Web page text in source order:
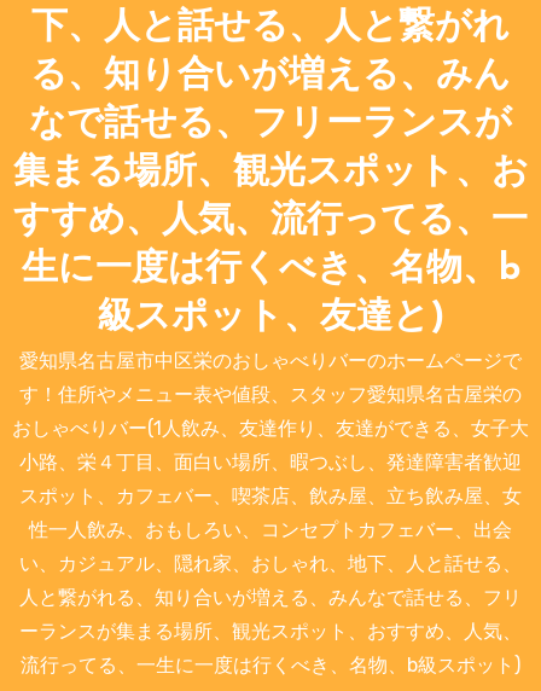
下、人と話せる、人と繋がれ
る、知り合いが増える、みん
なで話せる、フリーランスが
集まる場所、観光スポット、お
すすめ、人気、流行ってる、一
生に一度は行くべき、名物、b
級スポット、友達と)
愛知県名古屋市中区栄のおしゃべりバーのホームページで
す！住所やメニュー表や値段、スタッフ愛知県名古屋栄の
おしゃべりバー(1人飲み、友達作り、友達ができる、女子大
小路、栄４丁目、面白い場所、暇つぶし、発達障害者歓迎
スポット、カフェバー、喫茶店、飲み屋、立ち飲み屋、女
性一人飲み、おもしろい、コンセプトカフェバー、出会
い、カジュアル、隠れ家、おしゃれ、地下、人と話せる、
人と繋がれる、知り合いが増える、みんなで話せる、フリ
ーランスが集まる場所、観光スポット、おすすめ、人気、
流行ってる、一生に一度は行くべき、名物、b級スポット)